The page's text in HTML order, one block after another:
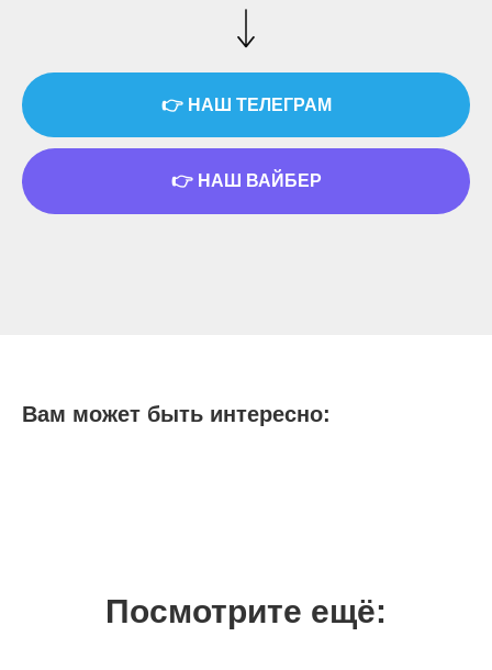
👉 НАШ ТЕЛЕГРАМ
👉 НАШ ВАЙБЕР
Вам может быть интересно:
Посмотрите ещё: